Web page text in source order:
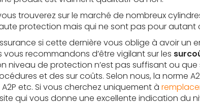
trouverez sur le marché de nombreux
protection mais qui ne sont pas pour autant
si cette dernière vous oblige à avoir un
recommandons d’être vigilant sur les
niveau de protection n’est pas suffisant ou
et des sur coûts. Selon nous, la norme
A2P etc. Si vous cherchez uniquement à
qui vous donne une excellente indication du